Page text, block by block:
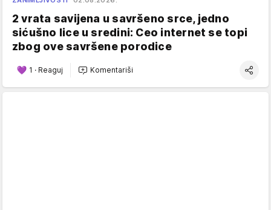
2 vrata savijena u savršeno srce, jedno
sićušno lice u sredini: Ceo internet se topi
zbog ove savršene porodice
1 · Reaguj Komentariši